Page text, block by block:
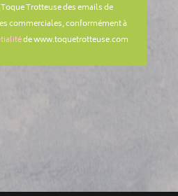
Trotteuse des emails de
commerciales, conformément à
de www.toquetrotteuse.com